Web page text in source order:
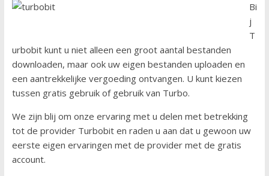
Bi
j
T
urbobit kunt u niet alleen een groot aantal bestanden
downloaden, maar ook uw eigen bestanden uploaden en
een aantrekkelijke vergoeding ontvangen. U kunt kiezen
tussen gratis gebruik of gebruik van Turbo.
We zijn blij om onze ervaring met u delen met betrekking
tot de provider Turbobit en raden u aan dat u gewoon uw
eerste eigen ervaringen met de provider met de gratis
account.